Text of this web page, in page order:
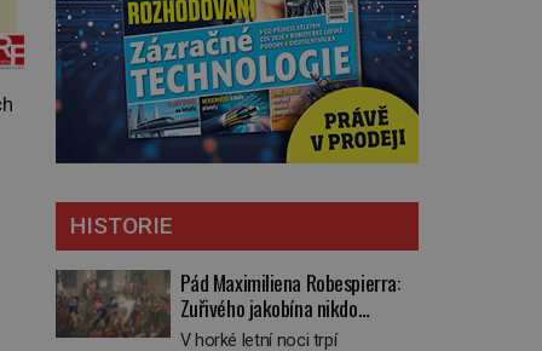
HISTORIE
Pád Maximiliena Robespierra:
Zuřivého jakobína nikdo
nelitoval?
V horké letní noci trpí